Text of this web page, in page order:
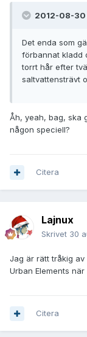
2012-08-30
Det enda som
förbannat kladd
torrt hår efter
saltvattensträvt
Åh, yeah, bag, ska
någon speciell?
Citera
Lajnux
Skrivet 30
Jag är rätt tråkig
Urban Elements
Citera